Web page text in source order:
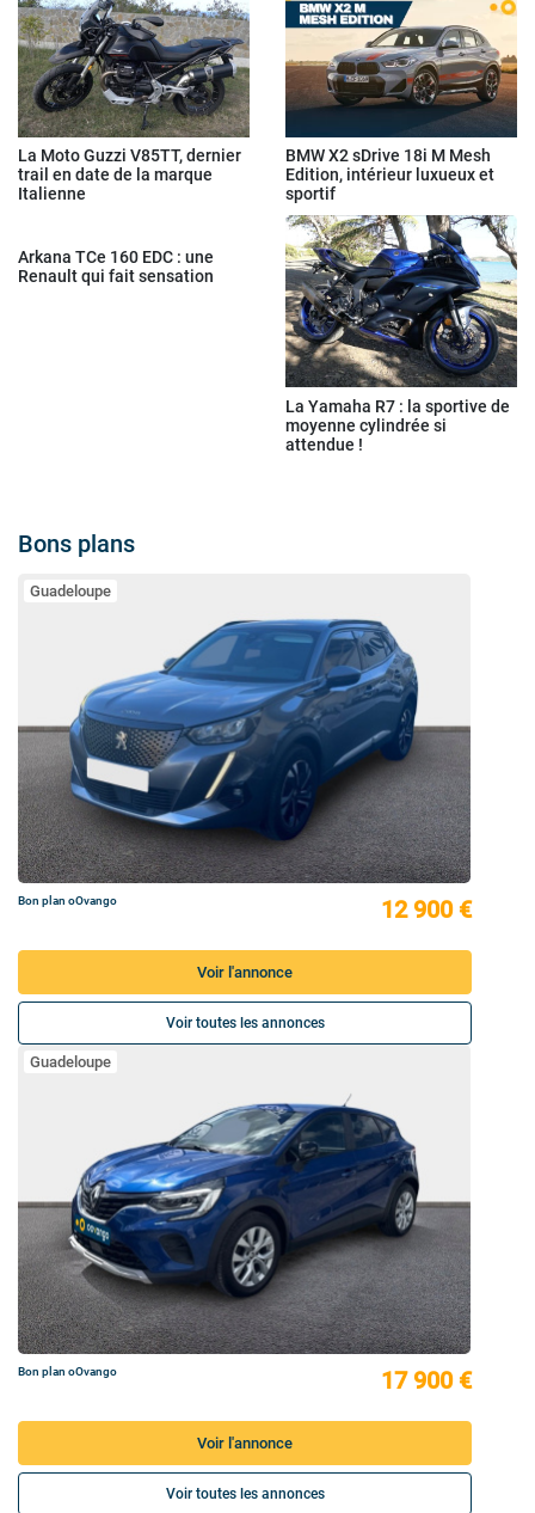
La Moto Guzzi V85TT, dernier
trail en date de la marque
Italienne
BMW X2 sDrive 18i M Mesh
Edition, intérieur luxueux et
sportif
Arkana TCe 160 EDC : une
Renault qui fait sensation
La Yamaha R7 : la sportive de
moyenne cylindrée si
attendue !
Bons plans
Guadeloupe
Bon plan oOvango 12 900 €
Voir l'annonce
Voir toutes les annonces
Guadeloupe
Bon plan oOvango 17 900 €
Voir l'annonce
Voir toutes les annonces